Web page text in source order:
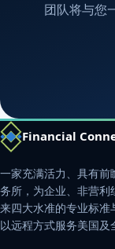
团队将与您
Financial
一家充满活力、具有
务所，为企业、非营利
来四大水准的专业标准
以远程方式服务美国及